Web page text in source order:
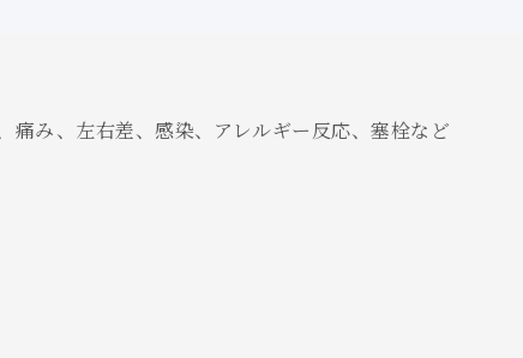
痛み、左右差、感染、アレルギー反応、塞栓など